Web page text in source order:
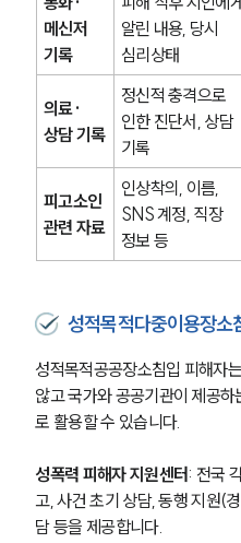
성범죄
소
언
공
법률
법
뉴스레터/
대륜법
메신저
기록
알린 내용, 당시
심리상태
의료·
상담 기록
정신적 충격으로
인한 진단서, 상담
기록
피고소인
관련 자료
인상착의, 이름,
SNS 계정, 직장
정보 등
성적목적다중이용장소
성적목적공공장소침입 피해자
않고 국가와 공공기관이 제공
로 활용할 수 있습니다.
성폭력 피해자 지원센터: 전국
고, 사건 초기 상담, 동행 지원(
담 등을 제공합니다.